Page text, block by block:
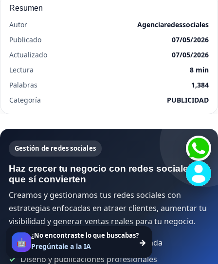
🤖
¿No encontraste lo que buscabas?
Pregúntale a la IA →
Resumen
Autor
Agenciaredessociales
Publicado
07/05/2026
Actualizado
07/05/2026
Lectura
8 min
Palabras
1,384
Categoría
PUBLICIDAD
Gestión de redes sociales
Haz crecer tu negocio con redes sociales
que sí convierten
Creamos y gestionamos tus redes sociales con
estrategias enfocadas en atraer clientes, aumentar tu
visibilidad y generar ventas reales para tu negocio.
Estrategia de contenido personalizada
Diseño y publicaciones profesionales